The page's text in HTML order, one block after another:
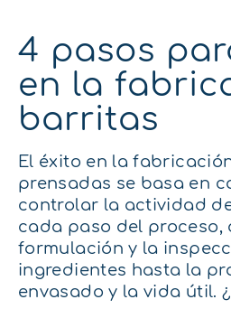
4 pasos
en la
barritas
El éxito en la
prensadas se basa en
controlar la actividad
cada paso del proceso,
formulación y la
ingredientes hasta la
envasado y la vida útil.